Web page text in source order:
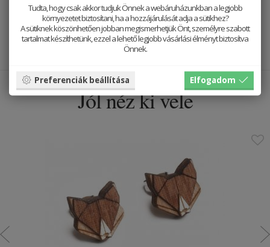
amelyekkel dolgozunk, természetesek és szerkezetük
specifikus. Az egyes darabok megjelenése és textúrája
különbözhet. Ezért nem található két teljesen azonos termék
- mindegyik egyedi.
Jól néz ki vele
Tudta, hogy csak akkor tudjuk Önnek a webáruházunkban a legjobb
környezetet biztosítani, ha a hozzájárulását adja a sütikhez?
A sütiknek köszönhetően jobban megismerhetjük Önt, személyre szabott
tartalmat készíthetünk, ezzel a lehető legjobb vásárlási élményt biztosítva
Önnek.
Preferenciák beállítása Elfogadom